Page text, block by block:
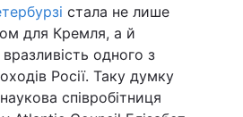
стала не лише
для Кремля, а й
одного з
Росії. Таку думку
співробітниця